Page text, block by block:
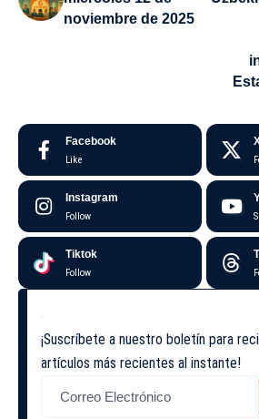
noviembre de 2025
Facebook
Like
Instagram
Follow
Tiktok
Follow
¡Suscríbete a nuestro boletín para
artículos más recientes al instante!